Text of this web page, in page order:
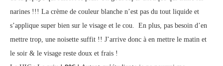
narines !!! La crème de couleur blanche n’est pas du tout liquide et
s’applique super bien sur le visage et le cou. En plus, pas besoin d’en
mettre trop, une noisette suffit !! J’arrive donc à en mettre le matin et
le soir & le visage reste doux et frais !